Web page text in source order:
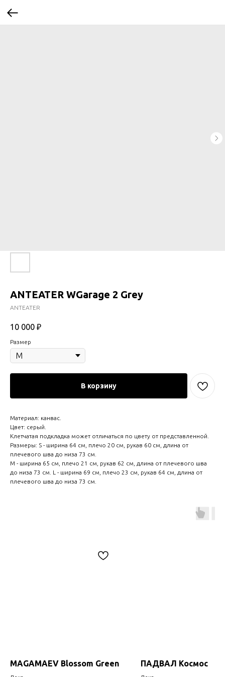
ANTEATER WGarage 2 Grey
ANTEATER
10 000 ₽
Размер
В корзину
Материал: канвас.
Цвет: серый.
Клетчатая подкладка может отличаться по цвету от представленной.
Размеры: S - ширина 64 см, плечо 20 см, рукав 60 см, длина от
плечевого шва до низа 73 см.
M - ширина 65 см, плечо 21 см, рукав 62 см, длина от плечевого шва
до низа 73 см. L - ширина 69 см, плечо 23 см, рукав 64 см, длина от
плечевого шва до низа 73 см.
MAGAMAEV Blossom Green ПАДВАЛ Космос